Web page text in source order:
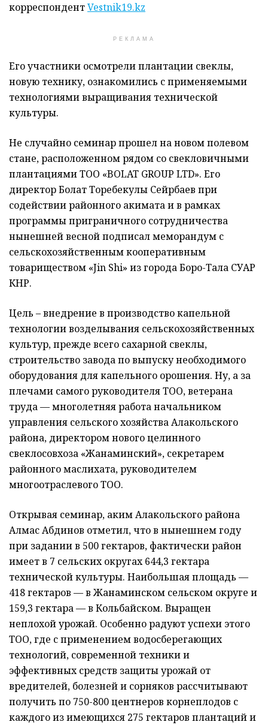
корреспондентVestnik19.kz
РЕКЛАМА
Его участники осмотрели плантации свеклы,
новую технику, ознакомились с применяемыми
технологиями выращивания технической
культуры.
Не случайно семинар прошел на новом полевом
стане, расположенном рядом со свекловичными
плантациями ТОО «BOLAT GROUP LTD». Его
директор Болат Торебекулы Сейрбаев при
содействии районного акимата и в рамках
программы приграничного сотрудничества
нынешней весной подписал меморандум с
сельскохозяйственным кооперативным
товариществом «Jin Shi» из города Боро-Тала СУАР
КНР.
Цель – внедрение в производство капельной
технологии возделывания сельскохозяйственных
культур, прежде всего сахарной свеклы,
строительство завода по выпуску необходимого
оборудования для капельного орошения. Ну, а за
плечами самого руководителя ТОО, ветерана
труда — многолетняя работа начальником
управления сельского хозяйства Алакольского
района, директором нового целинного
свеклосовхоза «Жанаминский», секретарем
районного маслихата, руководителем
многоотраслевого ТОО.
Открывая семинар, аким Алакольского района
Алмас Абдинов отметил, что в нынешнем году
при задании в 500 гектаров, фактически район
имеет в 7 сельских округах 644,3 гектара
технической культуры. Наибольшая площадь —
418 гектаров — в Жанаминском сельском округе и
159,3 гектара — в Кольбайском. Выращен
неплохой урожай. Особенно радуют успехи этого
ТОО, где с применением водосберегающих
технологий, современной техники и
эффективных средств защиты урожай от
вредителей, болезней и сорняков рассчитывают
получить по 750-800 центнеров корнеплодов с
каждого из имеющихся 275 гектаров плантаций и